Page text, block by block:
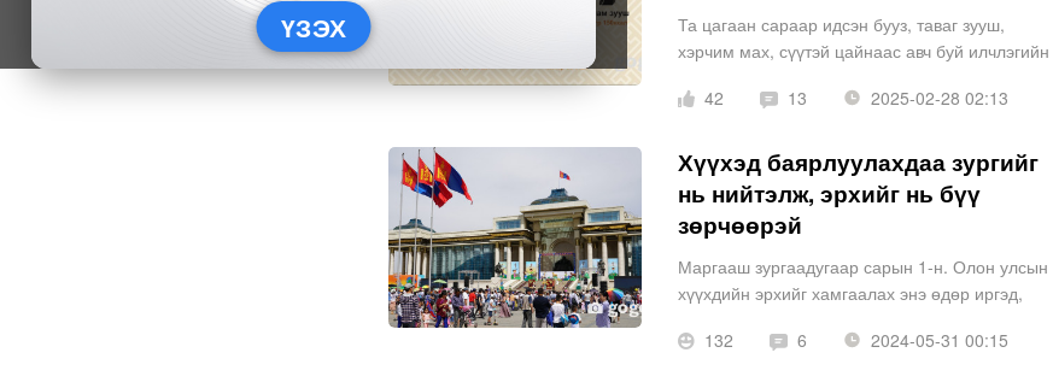
ҮЗЭХ
Та цагаан сараар идсэн бууз, таваг зууш,
хэрчим мах, сүүтэй цайнаас авч буй илчлэгийн
сараар бид ходоод гэдсэндээ хэт их ачаалал өгч
42 13 2025-02-28 02:13
Хүүхэд баярлуулахдаа зургийг
нь нийтэлж, эрхийг нь бүү
зөрчөөрэй
Маргааш зургаадугаар сарын 1-н. Олон улсын
хүүхдийн эрхийг хамгаалах энэ өдөр иргэд,
багачуудыг баярлуулж, бэлэг бэлдэж өгөх,
132 6 2024-05-31 00:15